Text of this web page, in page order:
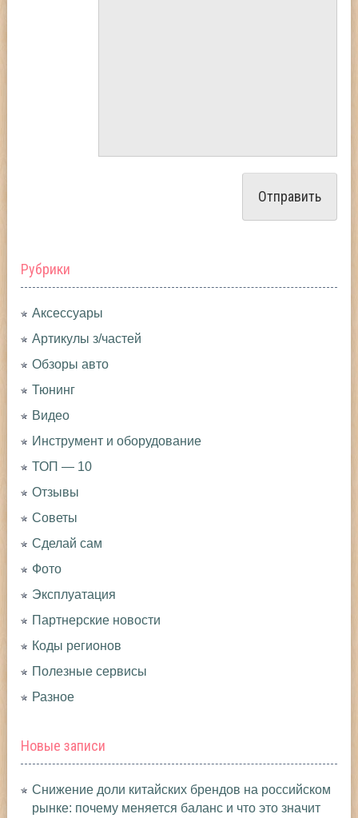
Рубрики
Аксессуары
Артикулы з/частей
Обзоры авто
Тюнинг
Видео
Инструмент и оборудование
ТОП — 10
Отзывы
Советы
Сделай сам
Фото
Эксплуатация
Партнерские новости
Коды регионов
Полезные сервисы
Разное
Новые записи
Снижение доли китайских брендов на российском
рынке: почему меняется баланс и что это значит